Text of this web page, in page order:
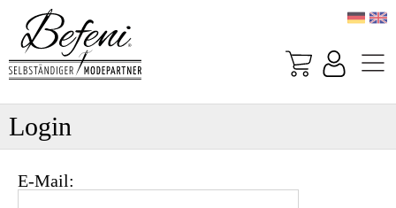
Login
E-Mail: